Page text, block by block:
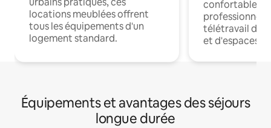
locations meublées offrent
tous les équipements d'un
logement standard.
confortables
professionnels
télétravail
et d'espaces
Équipements et avantages des séjours
longue durée